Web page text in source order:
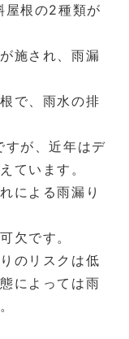
屋根の2種類が
施され、雨漏
で、雨水の排
すが、近年はデ
ています。
による雨漏り
欠です。
のリスクは低
によっては雨